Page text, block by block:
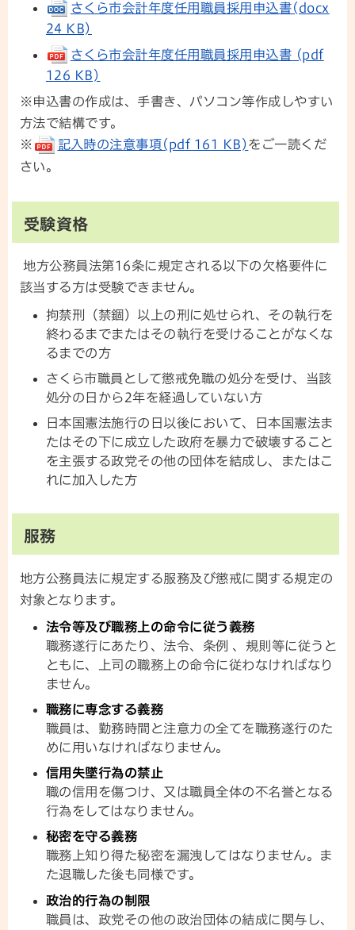
さくら市会計年度任用職員採用申込書(docx
24 KB)
さくら市会計年度任用職員採用申込書 (pdf
126 KB)
※申込書の作成は、手書き、パソコン等作成しやすい
方法で結構です。
※
記入時の注意事項(pdf 161 KB) をご一読くだ
さい。
受験資格
地方公務員法第16条に規定される以下の欠格要件に
該当する方は受験できません。
拘禁刑（禁錮）以上の刑に処せられ、その執行を
終わるまでまたはその執行を受けることがなくな
るまでの方
さくら市職員として懲戒免職の処分を受け、当該
処分の日から2年を経過していない方
日本国憲法施行の日以後において、日本国憲法ま
たはその下に成立した政府を暴力で破壊すること
を主張する政党その他の団体を結成し、またはこ
れに加入した方
服務
地方公務員法に規定する服務及び懲戒に関する規定の
対象となります。
法令等及び職務上の命令に従う義務
職務遂行にあたり、法令、条例 、規則等に従うと
ともに、上司の職務上の命令に従わなければなり
ません。
職務に専念する義務
職員は、勤務時間と注意力の全てを職務遂行のた
めに用いなければなりません。
信用失墜行為の禁止
職の信用を傷つけ、又は職員全体の不名誉となる
行為をしてはなりません。
秘密を守る義務
職務上知り得た秘密を漏洩してはなりません。ま
た退職した後も同様です。
政治的行為の制限
職員は、政党その他の政治団体の結成に関与し、